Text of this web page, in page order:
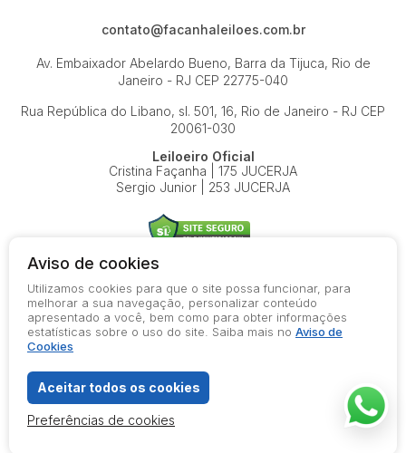
contato@facanhaleiloes.com.br
Av. Embaixador Abelardo Bueno, Barra da Tijuca, Rio de
Janeiro - RJ CEP 22775-040
Rua República do Libano, sl. 501, 16, Rio de Janeiro - RJ CEP
20061-030
Leiloeiro Oficial
Cristina Façanha | 175 JUCERJA
Sergio Junior | 253 JUCERJA
© 2026-present - Todos os direitos reservados
Política de Privacidade
Termos de Uso
Aviso de cookies
Utilizamos cookies para que o site possa funcionar, para
melhorar a sua navegação, personalizar conteúdo
apresentado a você, bem como para obter informações
estatísticas sobre o uso do site. Saiba mais no Aviso de
Cookies
Aceitar todos os cookies
Preferências de cookies